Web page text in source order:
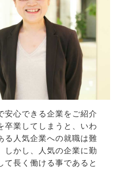
安心できる企業をご紹介
卒業してしまうと、いわ
る人気企業への就職は難
しかし、人気の企業に勤
て長く働ける事であると